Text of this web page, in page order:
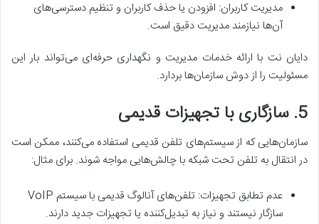
مدیریت کاربران: افزودن یا حذف کاربران و تنظیم دسترسی‌های
آن‌ها نیازمند مدیریت دقیق است.
دایان نت با ارائه خدمات مدیریت و نگهداری حرفه‌ای می‌تواند بار این
مسئولیت را از دوش سازمان‌ها بردارد.
5. سازگاری با تجهیزات قدیمی
سازمان‌هایی که از سیستم‌های تلفن قدیمی استفاده می‌کنند، ممکن است
در انتقال به تلفن تحت شبکه با چالش‌هایی مواجه شوند. برای مثال:
عدم تطابق تجهیزات: تلفن‌های آنالوگ قدیمی با سیستم VoIP
سازگار نیستند و نیاز به تبدیل‌کننده یا تجهیزات جدید دارند.